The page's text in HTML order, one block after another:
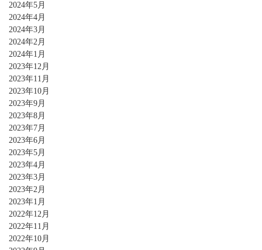
2024年5月
2024年4月
2024年3月
2024年2月
2024年1月
2023年12月
2023年11月
2023年10月
2023年9月
2023年8月
2023年7月
2023年6月
2023年5月
2023年4月
2023年3月
2023年2月
2023年1月
2022年12月
2022年11月
2022年10月